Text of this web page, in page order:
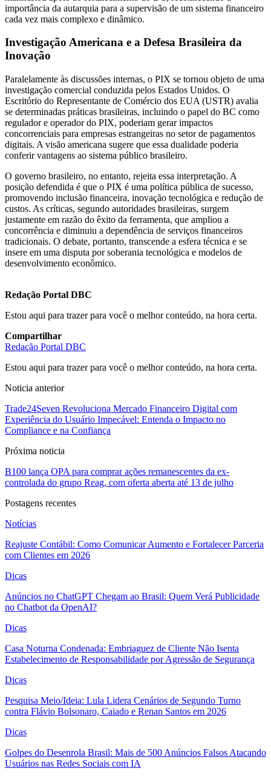
importância da autarquia para a supervisão de um sistema financeiro
cada vez mais complexo e dinâmico.
Investigação Americana e a Defesa Brasileira da
Inovação
Paralelamente às discussões internas, o PIX se tornou objeto de uma
investigação comercial conduzida pelos Estados Unidos. O
Escritório do Representante de Comércio dos EUA (USTR) avalia
se determinadas práticas brasileiras, incluindo o papel do BC como
regulador e operador do PIX, poderiam gerar impactos
concorrenciais para empresas estrangeiras no setor de pagamentos
digitais. A visão americana sugere que essa dualidade poderia
conferir vantagens ao sistema público brasileiro.
O governo brasileiro, no entanto, rejeita essa interpretação. A
posição defendida é que o PIX é uma política pública de sucesso,
promovendo inclusão financeira, inovação tecnológica e redução de
custos. As críticas, segundo autoridades brasileiras, surgem
justamente em razão do êxito da ferramenta, que ampliou a
concorrência e diminuiu a dependência de serviços financeiros
tradicionais. O debate, portanto, transcende a esfera técnica e se
insere em uma disputa por soberania tecnológica e modelos de
desenvolvimento econômico.
Redação Portal DBC
Estou aqui para trazer para você o melhor conteúdo, na hora certa.
Compartilhar
Redação Portal DBC
Estou aqui para trazer para você o melhor conteúdo, na hora certa.
Noticia anterior
Trade24Seven Revoluciona Mercado Financeiro Digital com
Experiência do Usuário Impecável: Entenda o Impacto no
Compliance e na Confiança
Próxima noticia
B100 lança OPA para comprar ações remanescentes da ex-
controlada do grupo Reag, com oferta aberta até 13 de julho
Postagens recentes
Notícias
Reajuste Contábil: Como Comunicar Aumento e Fortalecer Parceria
com Clientes em 2026
Dicas
Anúncios no ChatGPT Chegam ao Brasil: Quem Verá Publicidade
no Chatbot da OpenAI?
Dicas
Casa Noturna Condenada: Embriaguez de Cliente Não Isenta
Estabelecimento de Responsabilidade por Agressão de Segurança
Dicas
Pesquisa Meio/Ideia: Lula Lidera Cenários de Segundo Turno
contra Flávio Bolsonaro, Caiado e Renan Santos em 2026
Dicas
Golpes do Desenrola Brasil: Mais de 500 Anúncios Falsos Atacando
Usuários nas Redes Sociais com IA